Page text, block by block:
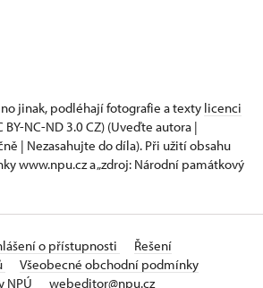
jinak, podléhají fotografie a texty licenci
BY-NC-ND 3.0 CZ) (Uveďte autora |
| Nezasahujte do díla). Při užití obsahu
www.npu.cz a „zdroj: Národní památkový
o přístupnosti
Řešení
Všeobecné obchodní podmínky
NPÚ
webeditor@npu.cz